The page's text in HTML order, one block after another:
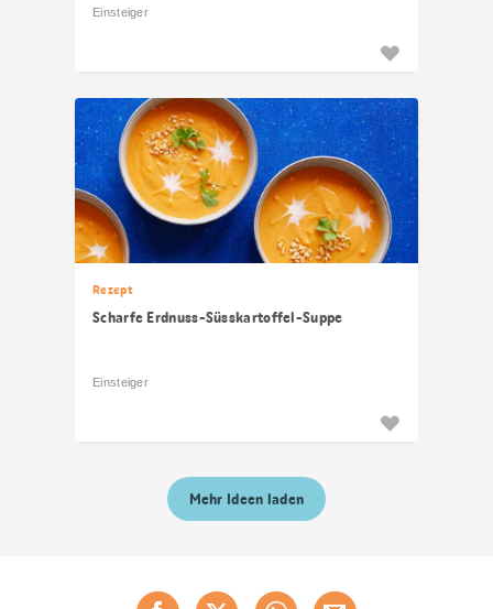
Einsteiger
Rezept
Scharfe Erdnuss-Süsskartoffel-Suppe
Einsteiger
Mehr Ideen laden